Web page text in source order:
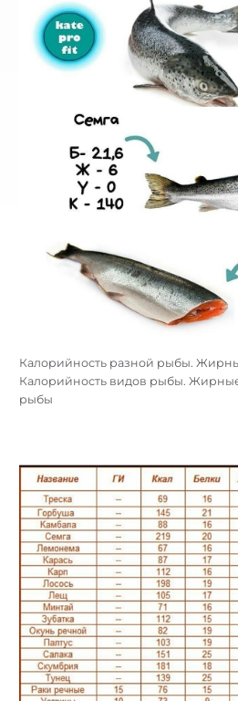
Калорийность разной рыбы.
Калорийность видов рыбы.
рыбы